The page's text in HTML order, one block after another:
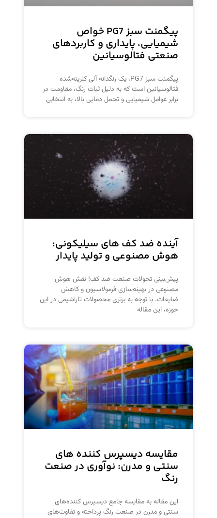
پیگمنت سبز PG7 خواص
شیمیایی، پایداری و کاربردهای
صنعتی فتالوسیانین
پیگمنت سبز PG7، یک رنگدانه آلی کلرینه‌شده
فتالوسیانین است که به دلیل ثبات رنگ، مقاومت در
برابر عوامل شیمیایی و تحمل دمایی بالا، به انتخابی
آینده ضد کف های سیلیکونی:
هوش مصنوعی و تولید پایدار
پیش‌بینی تحولات صنعت ضد کف! نقش هوش
مصنوعی در بهینه‌سازی فرمولاسیون و کاهش
ضایعات. با توجه به برتری محصولات تاراشیمی در این
حوزه، این مقاله
مقایسه دیسپرس کننده‌ های
سنتی و مدرن: نوآوری در صنعت
رنگ
این مقاله به مقایسه جامع دیسپرس کننده‌های
سنتی و مدرن در صنعت رنگ پرداخته و تفاوت‌های